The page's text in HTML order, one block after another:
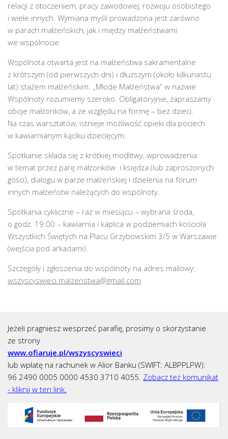
relacji z otoczeniem, pracy zawodowej, rozwoju osobistego
i wiele innych. Wymiana myśli prowadzona jest zarówno
w parach małżeńskich, jak i między małżeństwami
we wspólnocie.
Wspólnota otwarta jest na małżeństwa sakramentalne
z krótszym (od pierwszych dni) i dłuższym (około kilkunastu
lat) stażem małżeńskim. „Młode Małżeństwa” w nazwie
Wspólnoty rozumiemy szeroko. Obligatoryjnie, zapraszamy
oboje małżonków, a ze względu na formę – bez dzieci.
Na czas warsztatów, istnieje możliwość opieki dla pociech
w kawiarnianym kąciku dziecięcym.
Spotkanie składa się z krótkiej modlitwy, wprowadzenia
w temat przez parę małżonków i księdza (lub zaproszonych
gości), dialogu w parze małżeńskiej i dzielenia na forum
innych małżeństw należących do wspólnoty.
Spotkania cykliczne – raz w miesiącu – wybrana środa,
o godz. 19:00 – kawiarnia i kaplica w podziemiach kościoła
Wszystkich Świętych na Placu Grzybowskim 3/5 w Warszawie
(wejścia pod arkadami).
Szczegóły i zgłoszenia do wspólnoty na adres mailowy:
wszyscyswieci.malzenstwa@gmail.com
Jeżeli pragniesz wesprzeć parafię, prosimy o skorzystanie
ze strony
www.ofiaruje.pl/wszyscyswieci
lub wpłatę na rachunek w Alior Banku (SWIFT: ALBPPLPW):
96 2490 0005 0000 4530 3710 4055. Zobacz też komunikat
- kliknij w ten link.